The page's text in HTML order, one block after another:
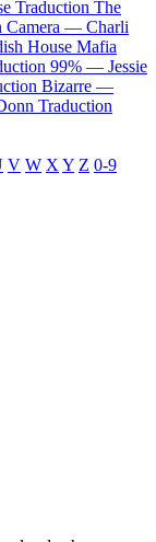
Traduction The
Camera — Charli
House Mafia
99% — Jessie
Bizarre —
Traduction
V W X Y Z 0-9